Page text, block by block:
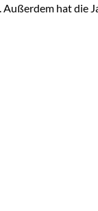
hat die